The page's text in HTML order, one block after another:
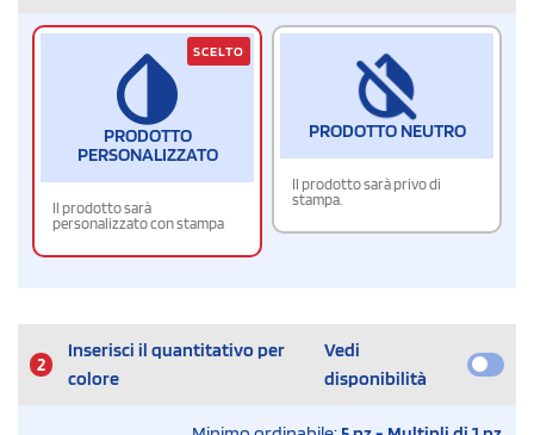
PRODOTTO
PERSONALIZZATO
Il prodotto sarà
personalizzato con stampa
SCELTO
PRODOTTO NEUTRO
Il prodotto sarà privo di
stampa.
2
Inserisci il quantitativo per
colore
Vedi
disponibilità